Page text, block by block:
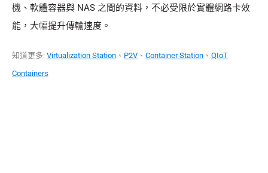
機、軟體容器與 NAS 之間的資料，不必受限於實體網路卡效
能，大幅提升傳輸速度。
知道更多: Virtualization Station 、 P2V 、 Container Station 、 QIoT
Containers